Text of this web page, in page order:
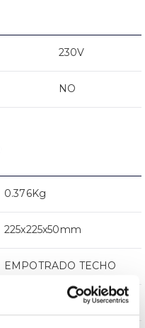
230V
NO
0.376Kg
225x225x50mm
EMPOTRADO TECHO